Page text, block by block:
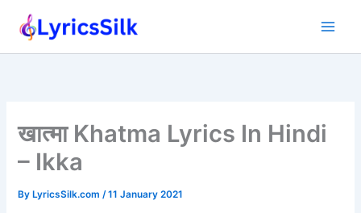
खात्मा Khatma Lyrics In Hindi
– Ikka
ByLyricsSilk.com /11 January 2021